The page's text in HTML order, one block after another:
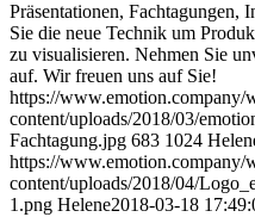
Präsentationen, Fachtagungen,
Sie die neue Technik um
zu visualisieren. Nehmen Sie
auf. Wir freuen uns auf Sie!
https://www.emotion.company/
content/uploads/2018/03/
Fachtagung.jpg 683 1024
https://www.emotion.company/
content/uploads/2018/04/
1.png Helene2018-03-18